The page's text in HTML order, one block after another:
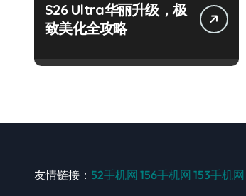
S26 Ultra华丽升级，极
致美化全攻略
友情链接： 52手机网 156手机网 153手机网